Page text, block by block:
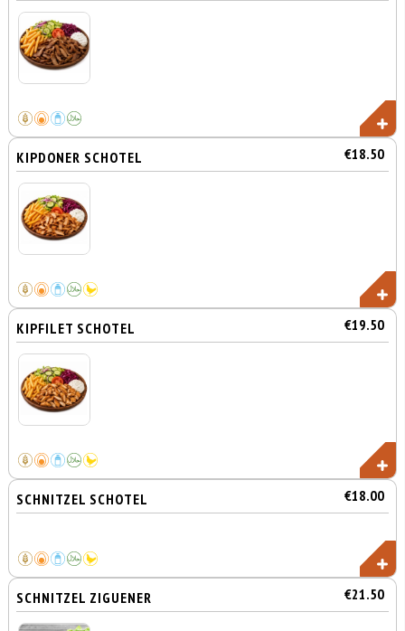
KIPDONER SCHOTEL €18.50
KIPFILET SCHOTEL €19.50
SCHNITZEL SCHOTEL €18.00
SCHNITZEL ZIGUENER €21.50